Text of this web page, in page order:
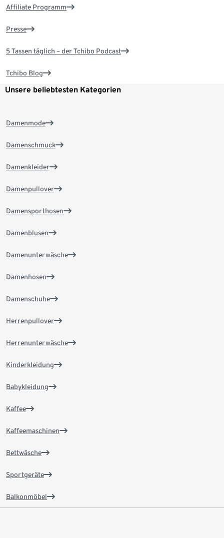
Affiliate Programm
Presse
5 Tassen täglich – der Tchibo Podcast
Tchibo Blog
Unsere beliebtesten Kategorien
Damenmode
Damenschmuck
Damenkleider
Damenpullover
Damensporthosen
Damenblusen
Damenunterwäsche
Damenhosen
Damenschuhe
Herrenpullover
Herrenunterwäsche
Kinderkleidung
Babykleidung
Kaffee
Kaffeemaschinen
Bettwäsche
Sportgeräte
Balkonmöbel